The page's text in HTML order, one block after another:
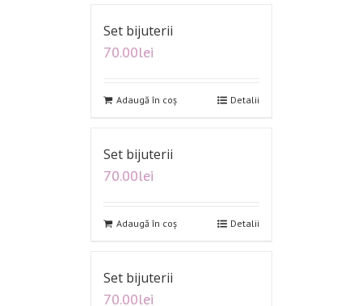
Set bijuterii
70.00lei
Adaugă în coș Detalii
Set bijuterii
70.00lei
Adaugă în coș Detalii
Set bijuterii
70.00lei